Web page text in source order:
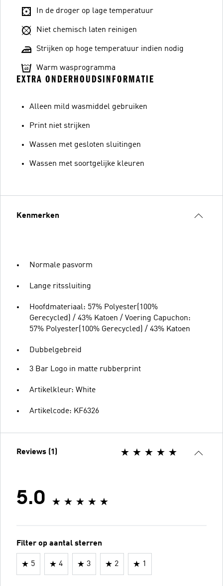
In de droger op lage temperatuur
Niet chemisch laten reinigen
Strijken op hoge temperatuur indien nodig
Warm wasprogramma
EXTRA ONDERHOUDSINFORMATIE
Alleen mild wasmiddel gebruiken
Print niet strijken
Wassen met gesloten sluitingen
Wassen met soortgelijke kleuren
Kenmerken
Normale pasvorm
Lange ritssluiting
Hoofdmateriaal: 57% Polyester(100%
Gerecycled) / 43% Katoen / Voering Capuchon:
57% Polyester(100% Gerecycled) / 43% Katoen
Dubbelgebreid
3 Bar Logo in matte rubberprint
Artikelkleur: White
Artikelcode: KF6326
Reviews (1)
5.0
Filter op aantal sterren
5 4 3 2 1